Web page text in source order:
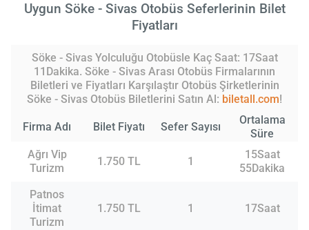
Uygun Söke - Sivas Otobüs Seferlerinin Bilet
Fiyatları
Söke - Sivas Yolculuğu Otobüsle Kaç Saat: 17Saat
11Dakika. Söke - Sivas Arası Otobüs Firmalarının
Biletleri ve Fiyatları Karşılaştır Otobüs Şirketlerinin
Söke - Sivas Otobüs Biletlerini Satın Al: biletall.com!
Firma Adı Bilet Fiyatı Sefer Sayısı
Ortalama
Süre
Ağrı Vip
Turizm
1.750 TL 1
15Saat
55Dakika
Patnos
İtimat
Turizm
1.750 TL 1 17Saat